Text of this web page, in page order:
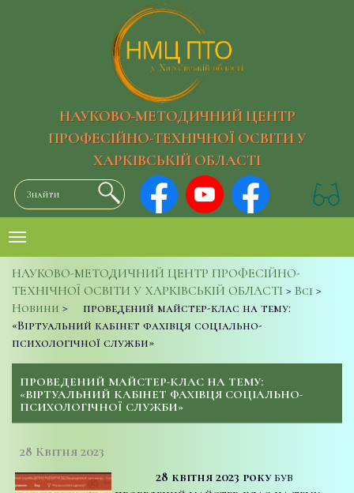
НАУКОВО-МЕТОДИЧНИЙ ЦЕНТР
ПРОФЕСІЙНО-ТЕХНІЧНОЇ ОСВІТИ У
ХАРКІВСЬКІЙ ОБЛАСТІ
НАУКОВО-МЕТОДИЧНИЙ ЦЕНТР ПРОФЕСІЙНО-
ТЕХНІЧНОЇ ОСВІТИ У ХАРКІВСЬКІЙ ОБЛАСТІ > Всі >
Новини >
проведений майстер-клас на тему:
«Віртуальний кабінет фахівця соціально-
психологічної служби»
ПРОВЕДЕНИЙ МАЙСТЕР-КЛАС НА ТЕМУ:
«ВІРТУАЛЬНИЙ КАБІНЕТ ФАХІВЦЯ СОЦІАЛЬНО-
ПСИХОЛОГІЧНОЇ СЛУЖБИ»
28 Квітня 2023
28 квітня 2023 рокубув